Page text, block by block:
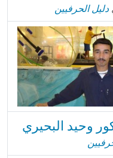
دليل الحرفيين
وحيد البحيري